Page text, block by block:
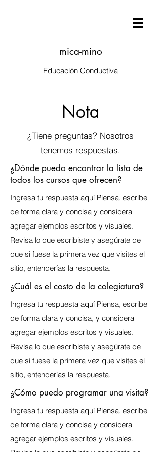
mica-mino
Educación Conductiva
Nota
¿Tiene preguntas? Nosotros
tenemos respuestas.
¿Dónde puedo encontrar la lista de
todos los cursos que ofrecen?
Ingresa tu respuesta aquí Piensa, escribe
de forma clara y concisa y considera
agregar ejemplos escritos y visuales.
Revisa lo que escribiste y asegúrate de
que si fuese la primera vez que visites el
sitio, entenderías la respuesta.
¿Cuál es el costo de la colegiatura?
Ingresa tu respuesta aquí Piensa, escribe
de forma clara y concisa, y considera
agregar ejemplos escritos y visuales.
Revisa lo que escribiste y asegúrate de
que si fuese la primera vez que visites el
sitio, entenderías la respuesta.
¿Cómo puedo programar una visita?
Ingresa tu respuesta aquí Piensa, escribe
de forma clara y concisa y considera
agregar ejemplos escritos y visuales.